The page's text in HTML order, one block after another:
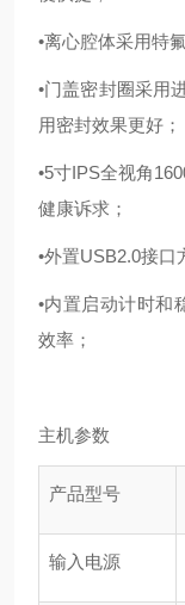
•离心腔体采用特
•门盖密封圈采用
用密封效果更好；
•5寸IPS全视角
健康诉求；
•外置USB2.0接口
•内置启动计时和
效率；
主机参数
产品型号
输入电源